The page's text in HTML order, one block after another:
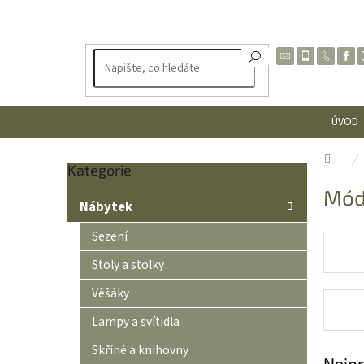
ÚVOD
Domů
P
Přeskočit
Kategorie
Nábytek
Sezení
Stoly a stolky
Věšáky
Lampy a svítidla
Skříně a knihovny